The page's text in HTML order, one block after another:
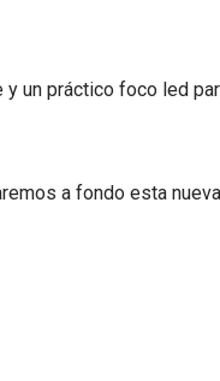
un práctico foco led
a fondo esta nueva